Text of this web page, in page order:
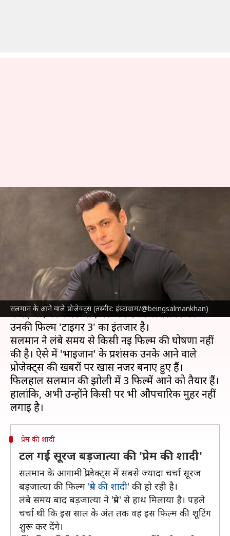
सलमान के आने वाले प्रोजेक्ट्स (तस्वीर: इंस्टाग्राम/@beingsalmankhan)
'टाइगर 3' के बाद सलमान खान की
झोली में ये फिल्में, औपचारिक ऐलान
08:02 am
क्या है खबर?
सलमान खानपिछली बार 'किसी का भाई किसी की जान'
में बड़े पर्दे पर नजर आए थे। अब उनके प्रशंसकों को
उनकी फिल्म 'टाइगर 3' का इंतजार है।
सलमान ने लंबे समय से किसी नई फिल्म की घोषणा नहीं
की है। ऐसे में 'भाइजान' के प्रशंसक उनके आने वाले
प्रोजेक्ट्स की खबरों पर खास नजर बनाए हुए हैं।
फिलहाल सलमान की झोली में 3 फिल्में आने को तैयार हैं।
हालांकि, अभी उन्होंने किसी पर भी औपचारिक मुहर नहीं
प्रेम की शादी
टल गई सूरज बड़जात्या की 'प्रेम की शादी'
सलमान के आगामी प्रोजेक्ट्स में सबसे ज्यादा चर्चा सूरज
बड़जात्या की फिल्म 'प्रेम की शादी' की हो रही है।
लंबे समय बाद बड़जात्या ने 'प्रेम' से हाथ मिलाया है। पहले
चर्चा थी कि इस साल के अंत तक वह इस फिल्म की शूटिंग
शुरू कर देंगे।